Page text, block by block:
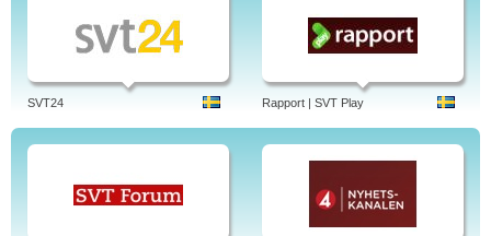
SVT24 Rapport | SVT Play